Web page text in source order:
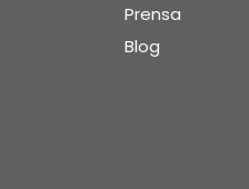
Prensa
Blog